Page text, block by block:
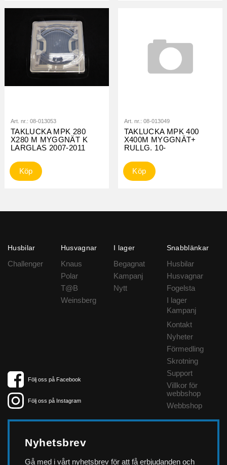
Art. nr.: 08-013053
TAKLUCKA MPK 280
X280 M MYGGNÄT K
LARGLAS 2007-2011
Köp
Art. nr.: 08-013049
TAKLUCKA MPK 400
X400M MYGGNÄT+
RULLG. 10-
Köp
Husbilar
Challenger
Husvagnar
Knaus
Polar
T@B
Weinsberg
I lager
Begagnat
Kampanj
Nytt
Snabblänkar
Husbilar
Husvagnar
Fogelsta
I lager
Kampanj
Kontakt
Nyheter
Förmedling
Skrotning
Support
Villkor för
webbshop
Webbshop
Följ oss på Facebook
Följ oss på Instagram
Nyhetsbrev
Gå med i vårt nyhetsbrev för att få erbjudanden och